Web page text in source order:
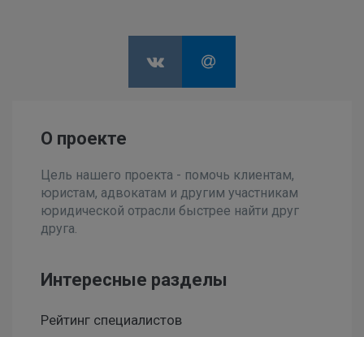
О проекте
Цель нашего проекта - помочь клиентам,
юристам, адвокатам и другим участникам
юридической отрасли быстрее найти друг
друга.
Интересные разделы
Рейтинг специалистов